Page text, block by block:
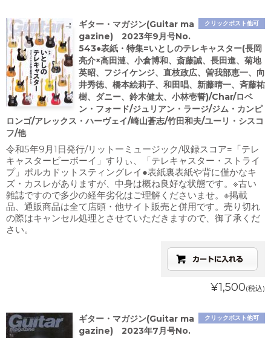
クリックポスト他可
ギター・マガジン(Guitar ma
gazine) 2023年9月号No.
543●表紙・特集=いとしのテレキャスター(長岡
亮介×高田漣、小倉博和、斎藤誠、長田進、菊地
英昭、フジイケンジ、直枝政広、曽我部恵一、向
井秀徳、橋本絵莉子、和田唱、新藤晴一、斉藤祐
樹、ダニー、鈴木健太、小林壱誓)/Char/ロベ
ン・フォード/ジュリアン・ラージ/ジム・カンピ
ロンゴ/アレックス・ハーヴェイ/崎山蒼志/竹田和夫/ユーリ・シスコ
フ/他
令和5年9月1日発行/リットーミュージック/収録スコア=「テレ
キャスタービーボーイ」すりぃ、「テレキャスター・ストライ
プ」ポルカドットスティングレイ●表紙裏表紙や背に僅かなキ
ズ・カスレがありますが、中身は概ね良好な状態です。※古い
雑誌ですので多少の経年劣化はご理解くださいませ。※掲載
品、通販商品は全て店頭・他サイト販売と併用です。売り切れ
の際はキャンセル処理とさせていただきますので、御了承くだ
さい。
¥1,500(税込)
クリックポスト他可
ギター・マガジン(Guitar ma
gazine) 2023年7月号No.